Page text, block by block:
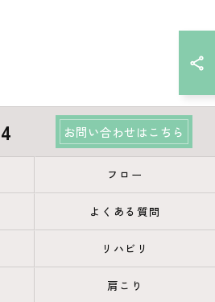
お問い合わせはこちら
フロー
よくある質問
リハビリ
肩こり